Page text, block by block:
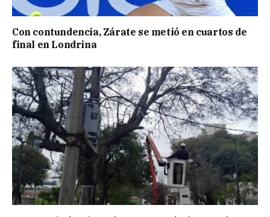
Con contundencia, Zárate se metió en cuartos de
final en Londrina